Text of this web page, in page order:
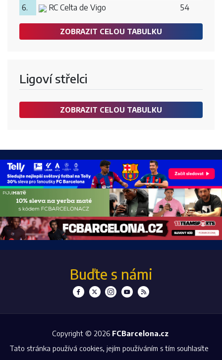
6.
RC Celta de Vigo 54
ZOBRAZIT CELOU TABULKU
Ligoví střelci
ZOBRAZIT CELOU TABULKU
Buďte s námi
Copyright © 2026 FCBarcelona.cz
Tato stránka používá cookies, jejím používáním s tím souhlasíte